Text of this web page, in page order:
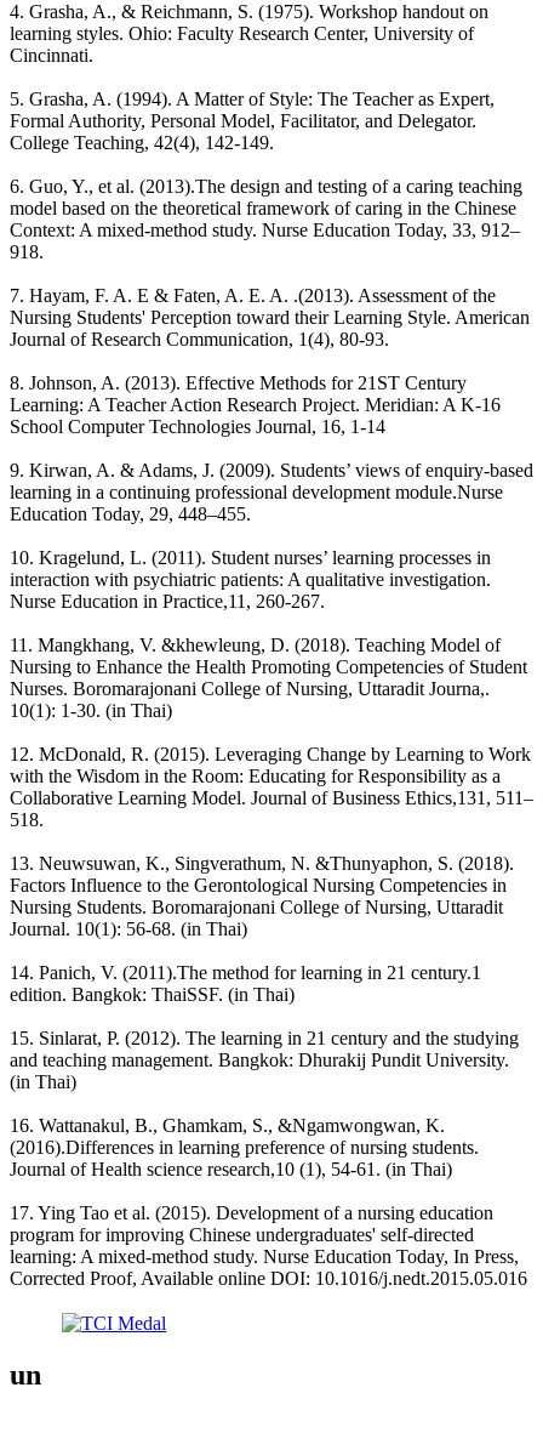
4. Grasha, A., & Reichmann, S. (1975). Workshop handout on
learning styles. Ohio: Faculty Research Center, University of
Cincinnati.
5. Grasha, A. (1994). A Matter of Style: The Teacher as Expert,
Formal Authority, Personal Model, Facilitator, and Delegator.
College Teaching, 42(4), 142-149.
6. Guo, Y., et al. (2013).The design and testing of a caring teaching
model based on the theoretical framework of caring in the Chinese
Context: A mixed-method study. Nurse Education Today, 33, 912–
918.
7. Hayam, F. A. E & Faten, A. E. A. .(2013). Assessment of the
Nursing Students' Perception toward their Learning Style. American
Journal of Research Communication, 1(4), 80-93.
8. Johnson, A. (2013). Effective Methods for 21ST Century
Learning: A Teacher Action Research Project. Meridian: A K-16
School Computer Technologies Journal, 16, 1-14
9. Kirwan, A. & Adams, J. (2009). Students’ views of enquiry-based
learning in a continuing professional development module.Nurse
Education Today, 29, 448–455.
10. Kragelund, L. (2011). Student nurses’ learning processes in
interaction with psychiatric patients: A qualitative investigation.
Nurse Education in Practice,11, 260-267.
11. Mangkhang, V. &khewleung, D. (2018). Teaching Model of
Nursing to Enhance the Health Promoting Competencies of Student
Nurses. Boromarajonani College of Nursing, Uttaradit Journa,.
10(1): 1-30. (in Thai)
12. McDonald, R. (2015). Leveraging Change by Learning to Work
with the Wisdom in the Room: Educating for Responsibility as a
Collaborative Learning Model. Journal of Business Ethics,131, 511–
518.
13. Neuwsuwan, K., Singverathum, N. &Thunyaphon, S. (2018).
Factors Influence to the Gerontological Nursing Competencies in
Nursing Students. Boromarajonani College of Nursing, Uttaradit
Journal. 10(1): 56-68. (in Thai)
14. Panich, V. (2011).The method for learning in 21 century.1
edition. Bangkok: ThaiSSF. (in Thai)
15. Sinlarat, P. (2012). The learning in 21 century and the studying
and teaching management. Bangkok: Dhurakij Pundit University.
(in Thai)
16. Wattanakul, B., Ghamkam, S., &Ngamwongwan, K.
(2016).Differences in learning preference of nursing students.
Journal of Health science research,10 (1), 54-61. (in Thai)
17. Ying Tao et al. (2015). Development of a nursing education
program for improving Chinese undergraduates' self-directed
learning: A mixed-method study. Nurse Education Today, In Press,
Corrected Proof, Available online DOI: 10.1016/j.nedt.2015.05.016
un